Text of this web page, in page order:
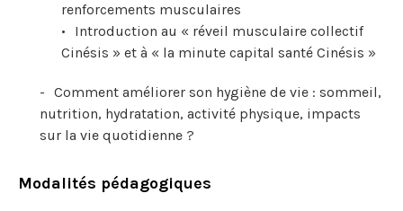
renforcements musculaires
Introduction au « réveil musculaire collectif
Cinésis » et à « la minute capital santé Cinésis »
Comment améliorer son hygiène de vie : sommeil,
nutrition, hydratation, activité physique, impacts
sur la vie quotidienne ?
Modalités pédagogiques